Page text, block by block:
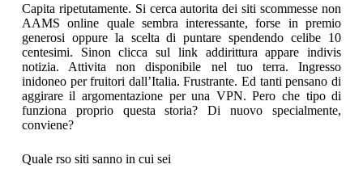
Capita ripetutamente. Si cerca autorita dei siti scommesse non
AAMS online quale sembra interessante, forse in premio
generosi oppure la scelta di puntare spendendo celibe 10
centesimi. Sinon clicca sul link addirittura appare indivis
notizia. Attivita non disponibile nel tuo terra. Ingresso
inidoneo per fruitori dall’Italia. Frustrante. Ed tanti pensano di
aggirare il argomentazione per una VPN. Pero che tipo di
funziona proprio questa storia? Di nuovo specialmente,
conviene?
Quale rso siti sanno in cui sei